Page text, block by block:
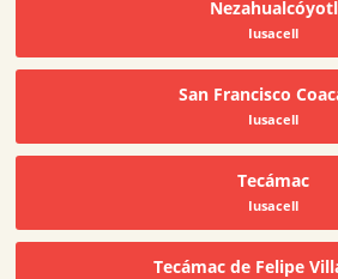
Nezahualcóyotl
Iusacell
San Francisco
Iusacell
Tecámac
Iusacell
Tecámac de Felipe